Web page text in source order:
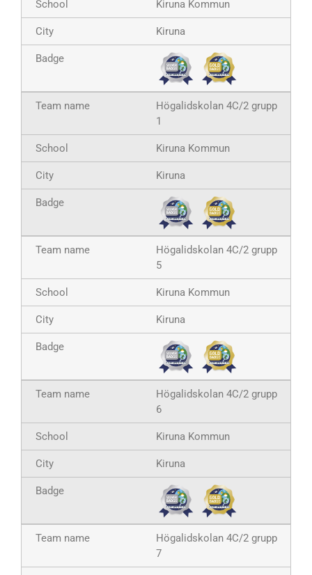
Kiruna Kommun
Kiruna
Högalidskolan 4C/2 grupp
1
Kiruna Kommun
Kiruna
Högalidskolan 4C/2 grupp
5
Kiruna Kommun
Kiruna
Högalidskolan 4C/2 grupp
6
Kiruna Kommun
Kiruna
Högalidskolan 4C/2 grupp
7